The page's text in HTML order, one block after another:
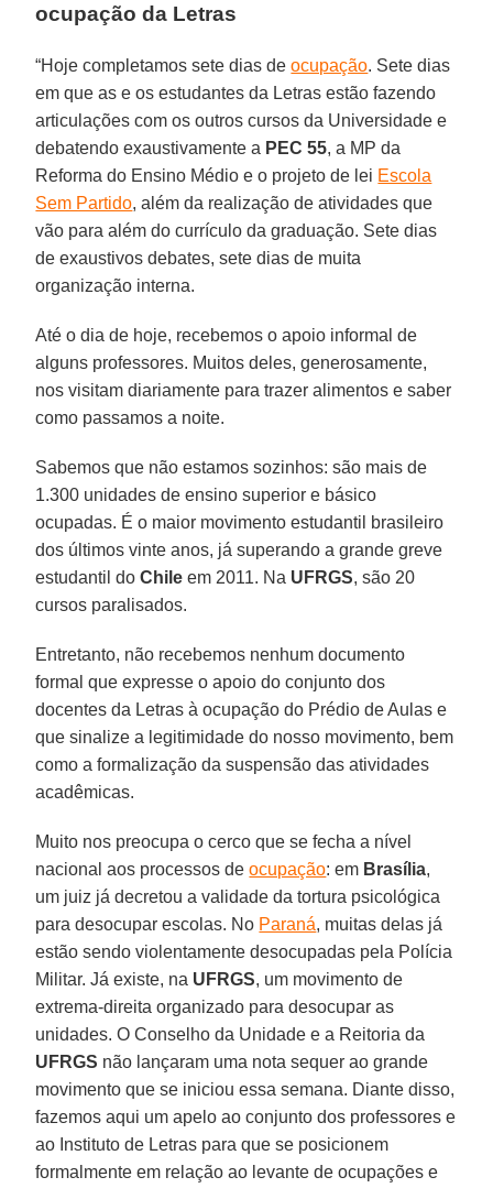
ocupação da Letras
“Hoje completamos sete dias deocupação. Sete dias
em que as e os estudantes da Letras estão fazendo
articulações com os outros cursos da Universidade e
debatendo exaustivamente a PEC 55, a MP da
Reforma do Ensino Médio e o projeto de lei Escola
Sem Partido, além da realização de atividades que
vão para além do currículo da graduação. Sete dias
de exaustivos debates, sete dias de muita
organização interna.
Até o dia de hoje, recebemos o apoio informal de
alguns professores. Muitos deles, generosamente,
nos visitam diariamente para trazer alimentos e saber
como passamos a noite.
Sabemos que não estamos sozinhos: são mais de
1.300 unidades de ensino superior e básico
ocupadas. É o maior movimento estudantil brasileiro
dos últimos vinte anos, já superando a grande greve
estudantil doChile em 2011. Na UFRGS, são 20
cursos paralisados.
Entretanto, não recebemos nenhum documento
formal que expresse o apoio do conjunto dos
docentes da Letras à ocupação do Prédio de Aulas e
que sinalize a legitimidade do nosso movimento, bem
como a formalização da suspensão das atividades
acadêmicas.
Muito nos preocupa o cerco que se fecha a nível
nacional aos processos deocupação: em Brasília,
um juiz já decretou a validade da tortura psicológica
para desocupar escolas. No Paraná, muitas delas já
estão sendo violentamente desocupadas pela Polícia
Militar. Já existe, na UFRGS, um movimento de
extrema-direita organizado para desocupar as
unidades. O Conselho da Unidade e a Reitoria da
UFRGS não lançaram uma nota sequer ao grande
movimento que se iniciou essa semana. Diante disso,
fazemos aqui um apelo ao conjunto dos professores e
ao Instituto de Letras para que se posicionem
formalmente em relação ao levante de ocupações e